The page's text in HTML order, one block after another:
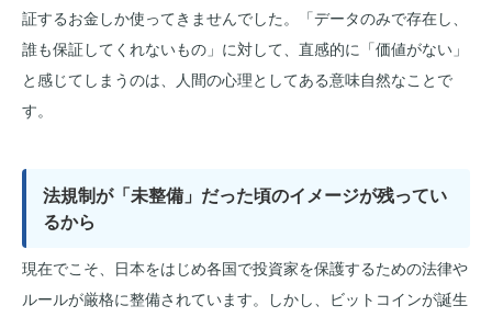
証するお金しか使ってきませんでした。「データのみで存在し、
誰も保証してくれないもの」に対して、直感的に「価値がない」
と感じてしまうのは、人間の心理としてある意味自然なことで
す。
法規制が「未整備」だった頃のイメージが残ってい
るから
現在でこそ、日本をはじめ各国で投資家を保護するための法律や
ルールが厳格に整備されています。しかし、ビットコインが誕生